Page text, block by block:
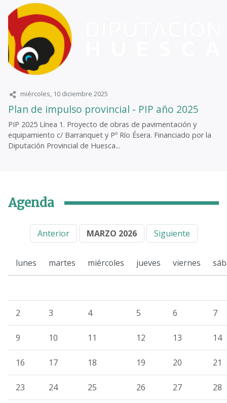
miércoles, 10 diciembre 2025
Plan de impulso provincial - PIP año 2025
PIP 2025 Línea 1. Proyecto de obras de pavimentación y
equipamiento c/ Barranquet y Pº Río Ésera. Financiado por la
Diputación Provincial de Huesca...
Agenda
Anterior MARZO 2026 Siguiente
lunes martes miércoles jueves viernes
2 3 4 5 6 7
9 10 11 12 13 14
16 17 18 19 20 21
23 24 25 26 27 28